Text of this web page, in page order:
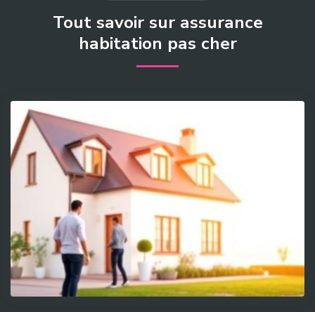
Tout savoir sur assurance
habitation pas cher